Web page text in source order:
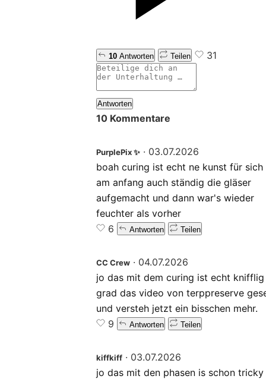
10 Antworten Teilen 31
Antworten
10 Kommentare
PurplePix ✨ · 03.07.2026
boah curing ist echt ne kunst für sich
am anfang auch ständig die gläser
aufgemacht und dann war's wieder
feuchter als vorher
6
Antworten Teilen
CC Crew · 04.07.2026
jo das mit dem curing ist echt knifflig
grad das video von terppreserve
und versteh jetzt ein bisschen mehr.
9
Antworten Teilen
kiffkiff · 03.07.2026
jo das mit den phasen is schon tricky